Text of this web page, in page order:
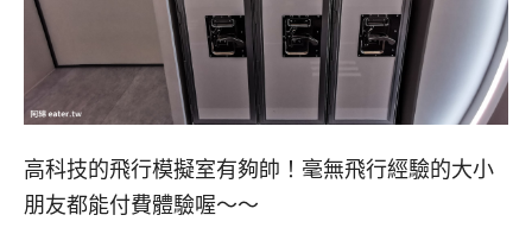
高科技的飛行模擬室有夠帥！毫無飛行經驗的大小
朋友都能付費體驗喔～～